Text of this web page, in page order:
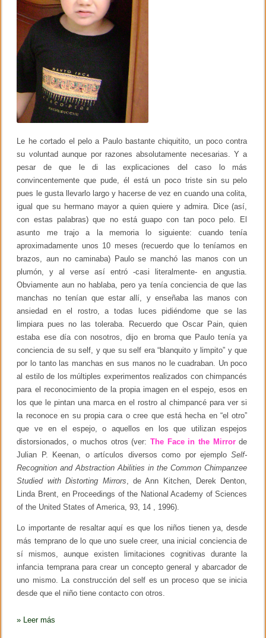
u
n
d
a
d
d
e
l
s
e
l
Le he cortado el pelo a Paulo bastante chiquitito, un poco contra
su voluntad aunque por razones absolutamente necesarias. Y a
pesar de que le di las explicaciones del caso lo más
convincentemente que pude, él está un poco triste sin su pelo
pues le gusta llevarlo largo y hacerse de vez en cuando una colita,
igual que su hermano mayor a quien quiere y admira. Dice (así,
con estas palabras) que no está guapo con tan poco pelo. El
asunto me trajo a la memoria lo siguiente: cuando tenía
aproximadamente unos 10 meses (recuerdo que lo teníamos en
brazos, aun no caminaba) Paulo se manchó las manos con un
plumón, y al verse así entró -casi literalmente- en angustia.
Obviamente aun no hablaba, pero ya tenía conciencia de que las
manchas no tenían que estar allí, y enseñaba las manos con
ansiedad en el rostro, a todas luces pidiéndome que se las
limpiara pues no las toleraba. Recuerdo que Oscar Pain, quien
estaba ese día con nosotros, dijo en broma que Paulo tenía ya
conciencia de su self, y que su self era “blanquito y limpito” y que
por lo tanto las manchas en sus manos no le cuadraban. Un poco
al estilo de los múltiples experimentos realizados con chimpancés
para el reconocimiento de la propia imagen en el espejo, esos en
los que le pintan una marca en el rostro al chimpancé para ver si
la reconoce en su propia cara o cree que está hecha en “el otro”
que ve en el espejo, o aquellos en los que utilizan espejos
distorsionados, o muchos otros (ver: The Face in the Mirrorde
Julian P. Keenan, o artículos diversos como por ejemploSelf-
Recognition and Abstraction Abilities in the Common Chimpanzee
Studied with Distorting Mirrors , de Ann Kitchen, Derek Denton,
Linda Brent, en Proceedings of the National Academy of Sciences
of the United States of America, 93, 14 , 1996).
Lo importante de resaltar aquí es que los niños tienen ya, desde
más temprano de lo que uno suele creer, una inicial conciencia de
sí mismos, aunque existen limitaciones cognitivas durante la
infancia temprana para crear un concepto general y abarcador de
uno mismo. La construcción del self es un proceso que se inicia
desde que el niño tiene contacto con otros.
» Leer más